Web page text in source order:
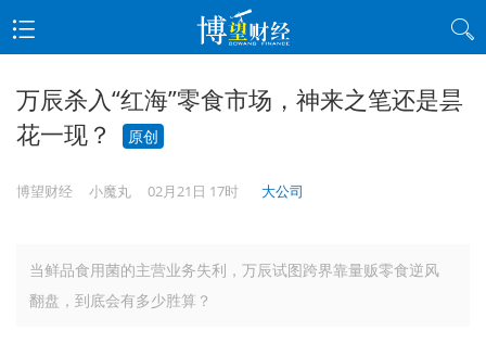
万辰杀入“红海”零食市场，神来之笔还是昙
花一现？
原创
博望财经 小魔丸 02月21日 17时 大公司
当鲜品食用菌的主营业务失利，万辰试图跨界靠量贩零食逆风
翻盘，到底会有多少胜算？